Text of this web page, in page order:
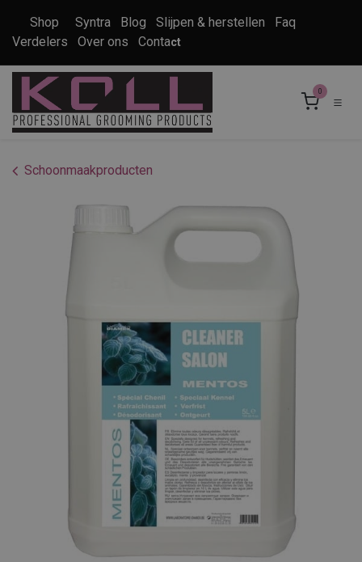
Shop Syntra Blog Slijpen & herstellen
Faq
Verdelers
Over ons Contact
0
Schoonmaakproducten